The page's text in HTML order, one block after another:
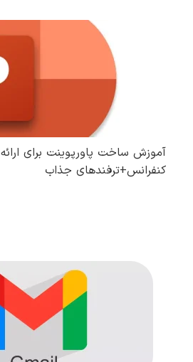
آموزش ساخت پاورپوینت برای
کنفرانس+ترفندهای جذاب